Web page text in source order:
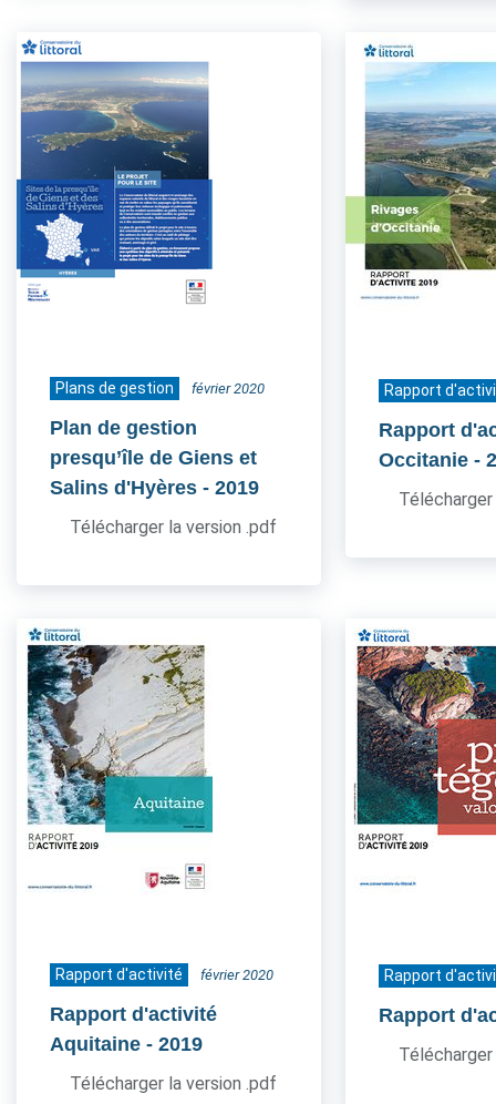
Plans de gestion février 2020
Plan de gestion
presqu’île de Giens et
Salins d'Hyères - 2019
Télécharger la version .pdf
Rapport
Rapport
Occitanie -
Rapport d'activité février 2020
Rapport d'activité
Aquitaine - 2019
Télécharger la version .pdf
Rapport
Rapport